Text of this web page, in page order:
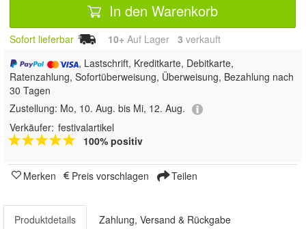
In den Warenkorb
Sofort lieferbar 10+ Auf Lager 3 verkauft
, Lastschrift, Kreditkarte, Debitkarte,
Ratenzahlung, Sofortüberweisung, Überweisung, Bezahlung nach
30 Tagen
Zustellung: Mo, 10. Aug. bis Mi, 12. Aug.
Verkäufer: festivalartikel
100% positiv
Merken Preis vorschlagen Teilen
Produktdetails Zahlung, Versand & Rückgabe